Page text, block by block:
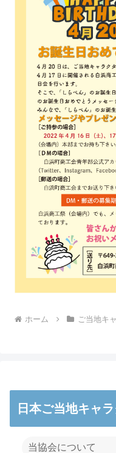
ホーム ご当地キ
日本ご当地キャ
当協会について